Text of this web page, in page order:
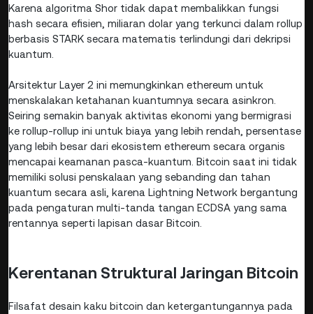
Karena algoritma Shor tidak dapat membalikkan fungsi
hash secara efisien, miliaran dolar yang terkunci dalam rollup
berbasis STARK secara matematis terlindungi dari dekripsi
kuantum.
Arsitektur Layer 2 ini memungkinkan ethereum untuk
menskalakan ketahanan kuantumnya secara asinkron.
Seiring semakin banyak aktivitas ekonomi yang bermigrasi
ke rollup-rollup ini untuk biaya yang lebih rendah, persentase
yang lebih besar dari ekosistem ethereum secara organis
mencapai keamanan pasca-kuantum. Bitcoin saat ini tidak
memiliki solusi penskalaan yang sebanding dan tahan
kuantum secara asli, karena Lightning Network bergantung
pada pengaturan multi-tanda tangan ECDSA yang sama
rentannya seperti lapisan dasar Bitcoin.
Kerentanan Struktural Jaringan Bitcoin
Filsafat desain kaku bitcoin dan ketergantungannya pada